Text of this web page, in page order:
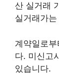
산 실거래
실거래가
계약일로
다. 미신고
있습니다.